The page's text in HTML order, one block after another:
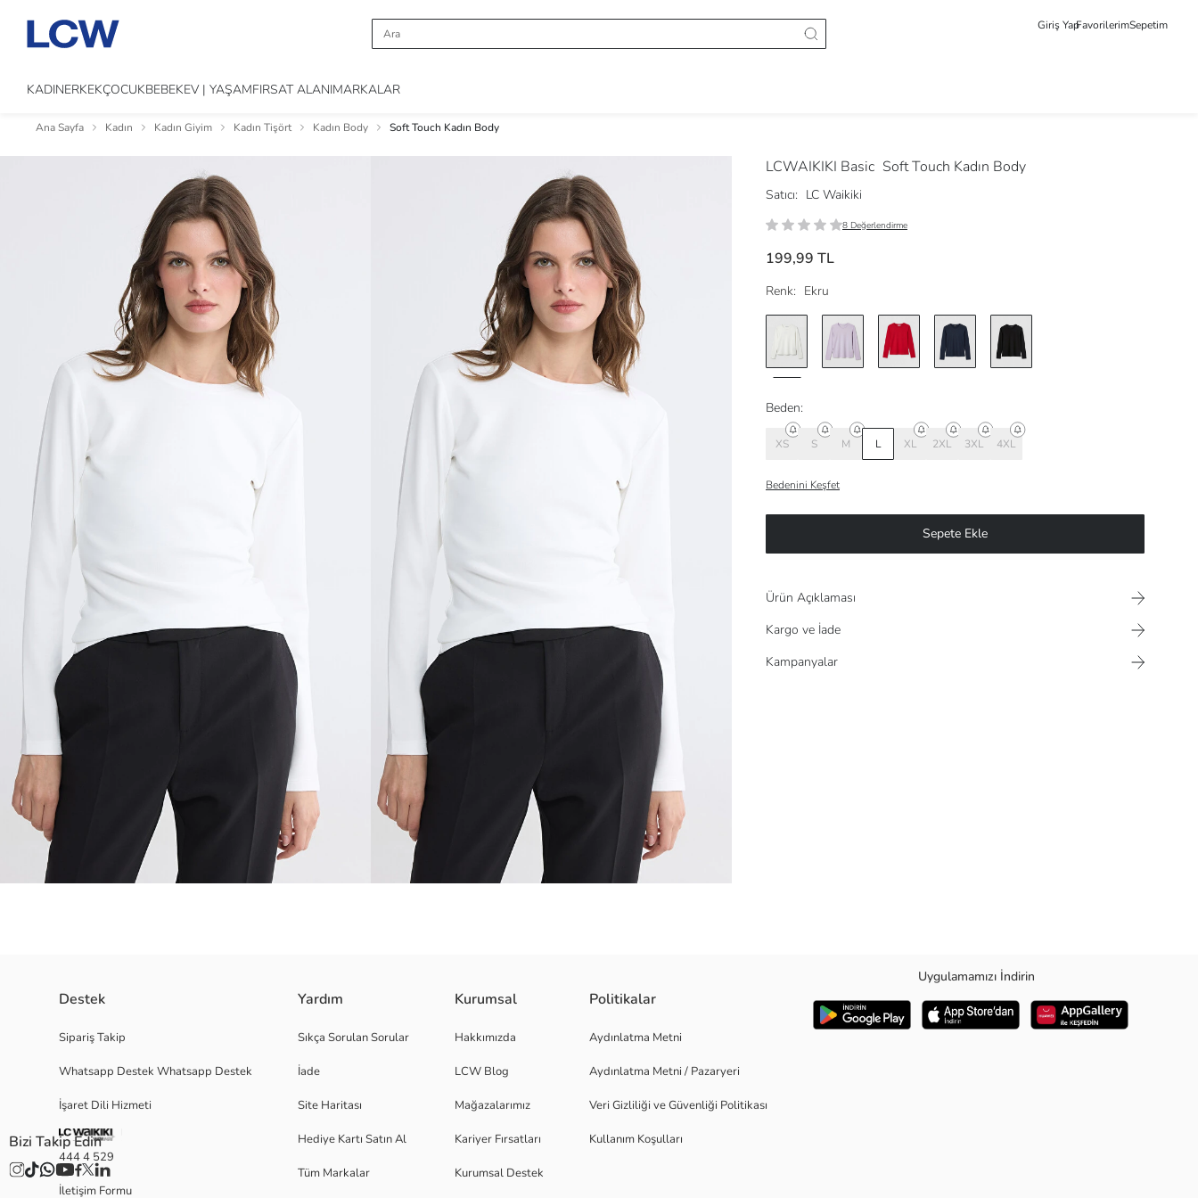
Giriş YapFavorilerimSepetim
KADINERKEKÇOCUKBEBEKEV | YAŞAMFIRSAT ALANIMARKALAR
Ana Sayfa Kadın Kadın Giyim Kadın Tişört Kadın Body Soft Touch Kadın Body
LCWAIKIKI Basic Soft Touch Kadın Body
Satıcı: LC Waikiki
8 Değerlendirme
199,99 TL
Renk: Ekru
Beden:
XS S M L XL 2XL 3XL 4XL
Bedenini Keşfet
Sepete Ekle
Ürün Açıklaması
Kargo ve İade
Kampanyalar
Ana Kumaş:
Destek
Sipariş Takip
Whatsapp Destek Whatsapp Destek
İşaret Dili Hizmeti
444 4 529
İletişim Formu
Yardım
Sıkça Sorulan Sorular
İade
Site Haritası
Hediye Kartı Satın Al
Tüm Markalar
Kurumsal
Hakkımızda
LCW Blog
Mağazalarımız
Kariyer Fırsatları
Kurumsal Destek
Politikalar
Aydınlatma Metni
Aydınlatma Metni / Pazaryeri
Veri Gizliliği ve Güvenliği Politikası
Kullanım Koşulları
Uygulamamızı İndirin
Bizi Takip Edin